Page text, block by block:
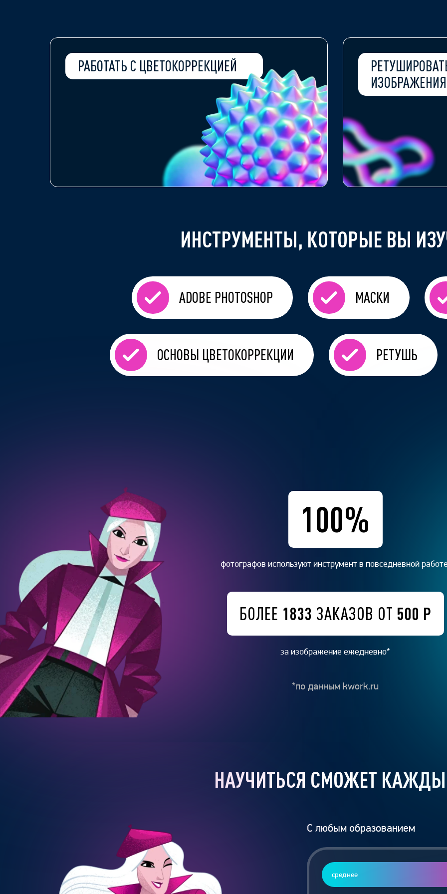
РАБОТАТЬ С ЦВЕТОКОРРЕКЦИЕЙ
ИЗОБРАЖЕНИЯ
ИНСТРУМЕНТЫ, КОТОРЫЕ ВЫ
ADOBE PHOTOSHOP МАСКИ
ОСНОВЫ ЦВЕТОКОРРЕКЦИИ РЕТУШЬ
100%
фотографов используют инструмент в повседневной
БОЛЕЕ 1833 ЗАКАЗОВ ОТ 500 Р
за изображение ежедневно*
*по данным kwork.ru
НАУЧИТЬСЯ СМОЖЕТ
С любым образованием
среднее